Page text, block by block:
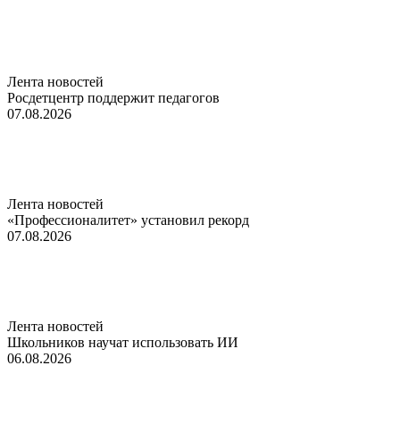
Лента новостей
Росдетцентр поддержит педагогов
07.08.2026
Лента новостей
«Профессионалитет» установил рекорд
07.08.2026
Лента новостей
Школьников научат использовать ИИ
06.08.2026